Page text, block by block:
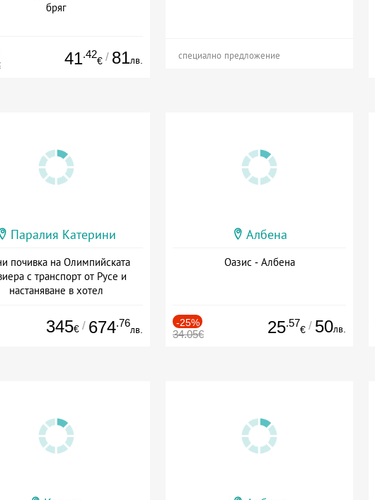
бряг
41.42
€ / 81лв. специално предложение
Паралия Катерини
почивка на Олимпийската
с транспорт от Русе и
настаняване в хотел
345€ / 674.76
лв.
Албена
Оазис - Албена
-25%
34.05€ 25.57
€ / 50лв.